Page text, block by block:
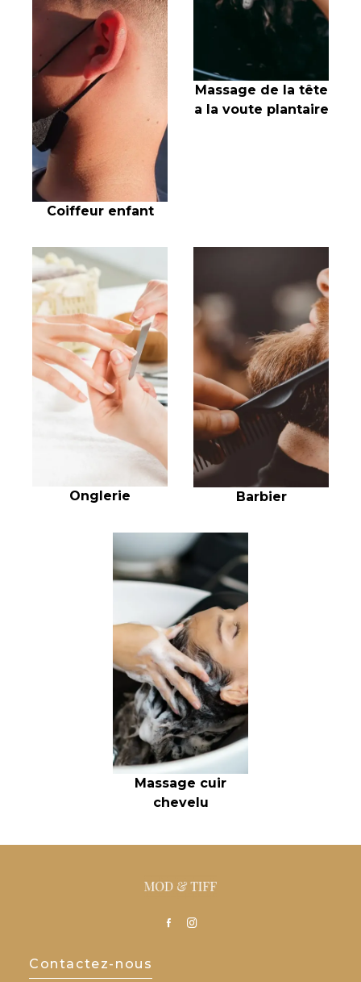
Coiffeur enfant
Massage de la tête
a la voute plantaire
Onglerie Barbier
Massage cuir
chevelu
Contactez-nous